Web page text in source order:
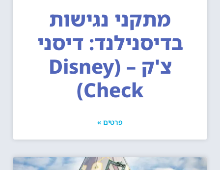
מתקני נגישות
בדיסנילנד: דיסני
צ'ק – (Disney
Check)
פרטים »